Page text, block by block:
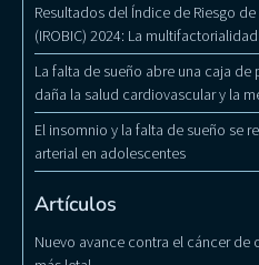
Resultados del Índice de Riesgo
(IROBIC) 2024: La
La falta de sueño abre una caja
daña la salud cardiovascular y la
El insomnio y la falta de sueño se
arterial en adolescentes
Artículos
Nuevo avance contra el cáncer de